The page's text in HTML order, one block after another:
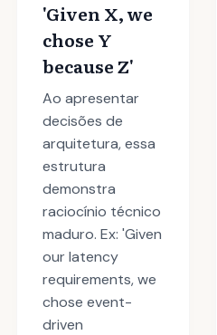
'Given X, we
chose Y
because Z'
Ao apresentar
decisões de
arquitetura, essa
estrutura
demonstra
raciocínio técnico
maduro. Ex: 'Given
our latency
requirements, we
chose event-
driven